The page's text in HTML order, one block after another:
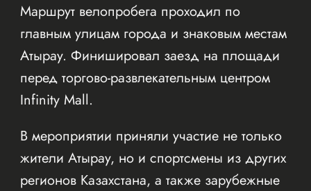
Маршрут велопробега проходил по
главным улицам города и знаковым местам
Атырау. Финишировал заезд на площади
перед торгово-развлекательным центром
Infinity Mall.
В мероприятии приняли участие не только
жители Атырау, но и спортсмены из других
регионов Казахстана, а также зарубежные